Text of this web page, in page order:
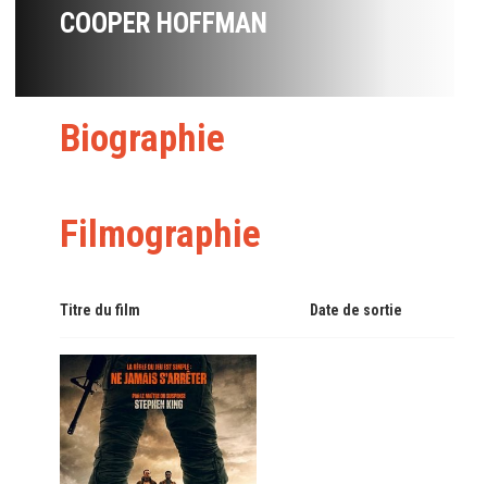
COOPER HOFFMAN
Biographie
Filmographie
Titre du film Date de sortie